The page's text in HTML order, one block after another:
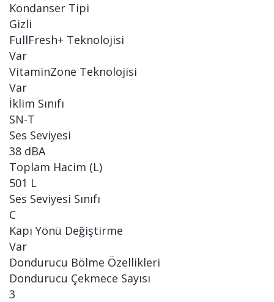
Kondanser Tipi
Gizli
FullFresh+ Teknolojisi
Var
VitaminZone Teknolojisi
Var
İklim Sınıfı
SN-T
Ses Seviyesi
38 dBA
Toplam Hacim (L)
501 L
Ses Seviyesi Sınıfı
C
Kapı Yönü Değiştirme
Var
Dondurucu Bölme Özellikleri
Dondurucu Çekmece Sayısı
3